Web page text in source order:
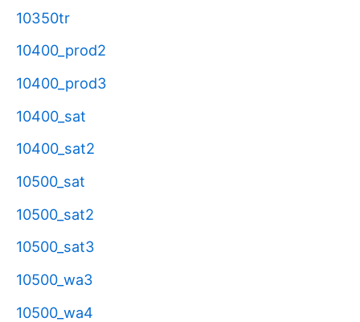
10350tr
10400_prod2
10400_prod3
10400_sat
10400_sat2
10500_sat
10500_sat2
10500_sat3
10500_wa3
10500_wa4